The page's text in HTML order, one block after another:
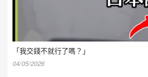
「我交錢不就行了嗎？」
04/05/2026